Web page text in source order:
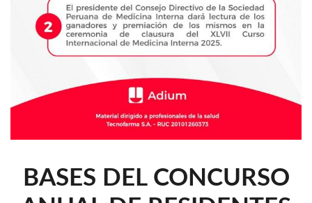
BASES DEL CONCURSO